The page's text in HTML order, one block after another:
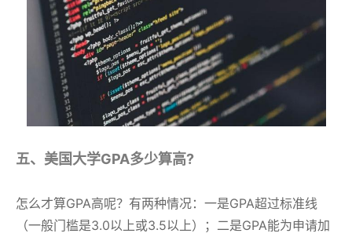
五、美国大学GPA多少算高?
怎么才算GPA高呢？有两种情况：一是GPA超过标准线
（一般门槛是3.0以上或3.5以上）；二是GPA能为申请加